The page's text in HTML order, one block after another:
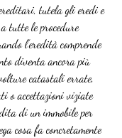
tutela gli eredi e
tutte le procedure
l’eredità comprende
diventa ancora più
catastali errate,
o accettazioni viziate
di un immobile per
cosa fa concretamente